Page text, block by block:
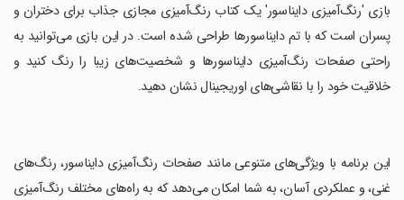
بازی 'رنگ‌آمیزی دایناسور' یک کتاب رنگ‌آمیزی مجازی جذاب برای دختران و
پسران است که با تم دایناسورها طراحی شده است. در این بازی می‌توانید به
راحتی صفحات رنگ‌آمیزی دایناسورها و شخصیت‌های زیبا را رنگ کنید و
خلاقیت خود را با نقاشی‌های اوریجینال نشان دهید.
‏این برنامه با ویژگی‌های متنوعی مانند صفحات رنگ‌آمیزی دایناسور، رنگ‌های
غنی، و عملکردی آسان، به شما امکان می‌دهد که به راه‌های مختلف رنگ‌آمیزی